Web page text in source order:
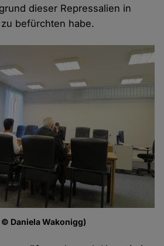
dieser Repressalien in
befürchten habe.
Daniela Wakonigg)